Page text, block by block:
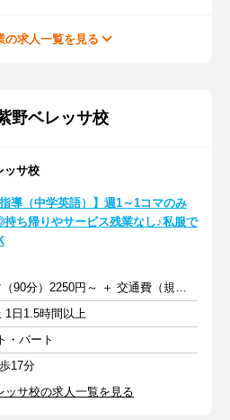
の求人一覧を見る
野ベレッサ校
ッサ校
指導（中学英語）】週1～1コマのみ
ち帰りやサービス残業なし♪私服で
授業1コマ（90分）2250円～ ＋ 交通費（規定あり）
1日1.5時間以上
・パート
17分
サ校の求人一覧を見る